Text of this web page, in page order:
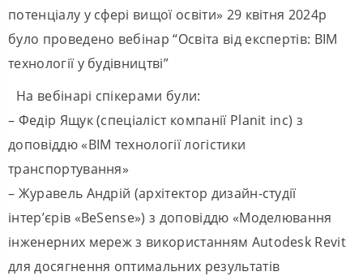
потенціалу у сфері вищої освіти» 29 квітня 2024р
було проведено вебінар “Освіта від експертів: BIM
технології у будівництві”
На вебінарі спікерами були:
– Федір Ящук (спеціаліст компанії Planit inc) з
доповіддю «ВІМ технології логістики
транспортування»
– Журавель Андрій (архітектор дизайн-студії
інтер’єрів «BeSense») з доповіддю «Моделювання
інженерних мереж з використанням Autodesk Revit
для досягнення оптимальних результатів